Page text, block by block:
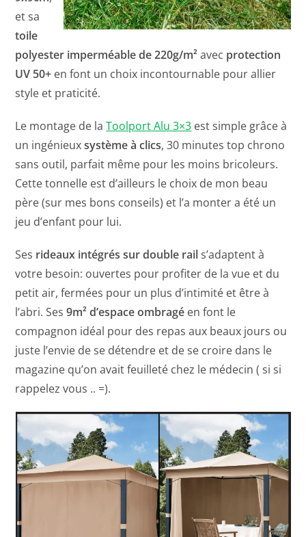
et sa
toile
polyester imperméable de 220g/m²avec protection
UV 50+ en font un choix incontournable pour allier
style et praticité.
Le montage de laToolport Alu 3×3 est simple grâce à
un ingénieuxsystème à clics, 30 minutes top chrono
sans outil, parfait même pour les moins bricoleurs.
Cette tonnelle est d’ailleurs le choix de mon beau
père (sur mes bons conseils) et l’a monter a été un
jeu d’enfant pour lui.
Ses rideaux intégrés sur double rails’adaptent à
votre besoin: ouvertes pour profiter de la vue et du
petit air, fermées pour un plus d’intimité et être à
l’abri. Ses9m² d’espace ombragé en font le
compagnon idéal pour des repas aux beaux jours ou
juste l’envie de se détendre et de se croire dans le
magazine qu’on avait feuilleté chez le médecin ( si si
rappelez vous .. =).